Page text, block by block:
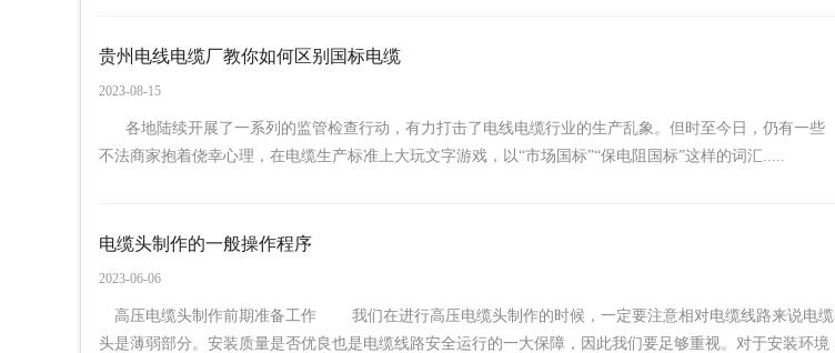
贵州电线电缆厂教你如何区别国标电缆
2023-08-15
各地陆续开展了一系列的监管检查行动，有力打击了电线电缆行业的生产乱象。但时至今日，仍有一些
不法商家抱着侥幸心理，在电缆生产标准上大玩文字游戏，以“市场国标”“保电阻国标”这样的词汇.....
电缆头制作的一般操作程序
2023-06-06
高压电缆头制作前期准备工作 我们在进行高压电缆头制作的时候，一定要注意相对电缆线路来说电缆
头是薄弱部分。安装质量是否优良也是电缆线路安全运行的一大保障，因此我们要足够重视。对于安装环境